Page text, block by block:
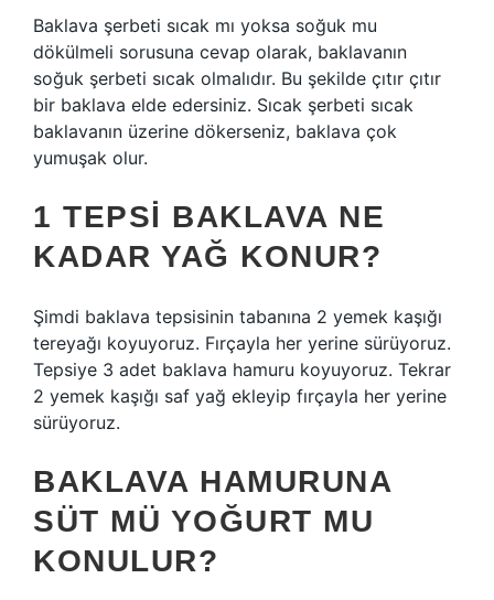
Baklava şerbeti sıcak mı yoksa soğuk mu
dökülmeli sorusuna cevap olarak, baklavanın
soğuk şerbeti sıcak olmalıdır. Bu şekilde çıtır çıtır
bir baklava elde edersiniz. Sıcak şerbeti sıcak
baklavanın üzerine dökerseniz, baklava çok
yumuşak olur.
1 TEPSI BAKLAVA NE
KADAR YAĞ KONUR?
Şimdi baklava tepsisinin tabanına 2 yemek kaşığı
tereyağı koyuyoruz. Fırçayla her yerine sürüyoruz.
Tepsiye 3 adet baklava hamuru koyuyoruz. Tekrar
2 yemek kaşığı saf yağ ekleyip fırçayla her yerine
sürüyoruz.
BAKLAVA HAMURUNA
SÜT MÜ YOĞURT MU
KONULUR?